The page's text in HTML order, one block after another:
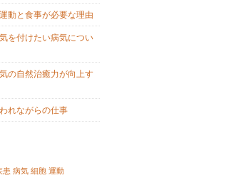
動と食事が必要な理由
を付けたい病気につい
の自然治癒力が向上す
れながらの仕事
患 病気 細胞 運動